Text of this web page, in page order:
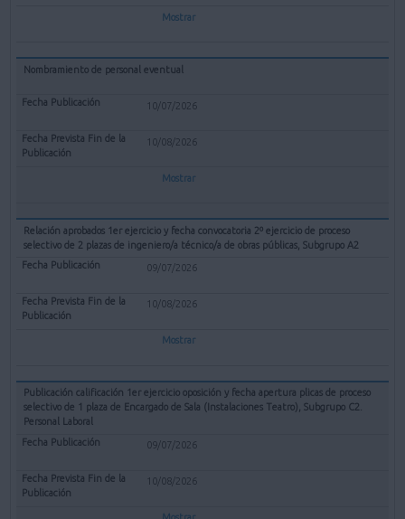
Mostrar
Nombramiento de personal eventual
10/07/2026
10/08/2026
Mostrar
Relación aprobados 1er ejercicio y fecha convocatoria 2º ejercicio de proceso
selectivo de 2 plazas de ingeniero/a técnico/a de obras públicas, Subgrupo A2
09/07/2026
10/08/2026
Mostrar
Publicación calificación 1er ejercicio oposición y fecha apertura plicas de proceso
selectivo de 1 plaza de Encargado de Sala (Instalaciones Teatro), Subgrupo C2.
Personal Laboral
09/07/2026
10/08/2026